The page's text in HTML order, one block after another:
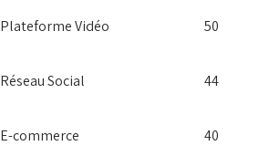
Plateforme Vidéo 50
Réseau Social 44
E-commerce 40